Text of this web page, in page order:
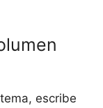
escribe